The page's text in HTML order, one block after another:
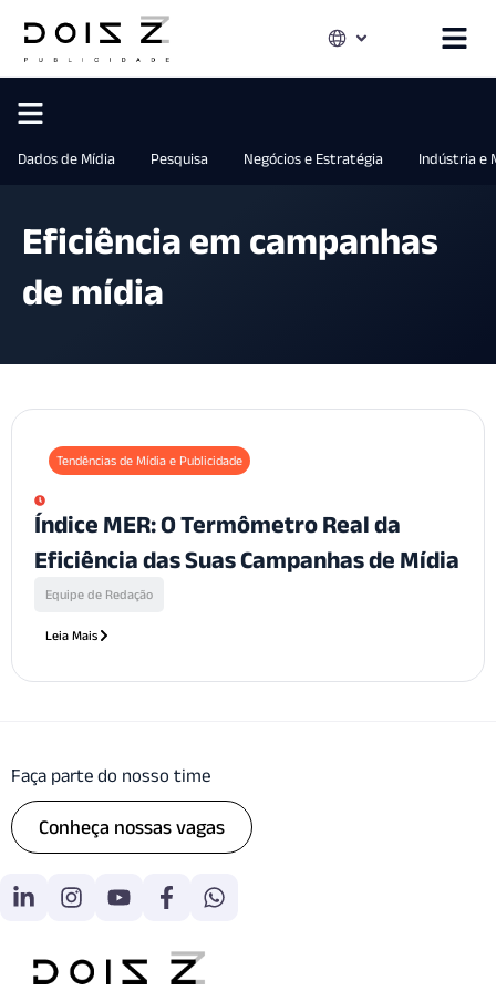
Dados de Mídia Pesquisa Negócios e Estratégia Indústria e
Eficiência em campanhas
de mídia
Tendências de Mídia e Publicidade
Índice MER: O Termômetro Real da
Eficiência das Suas Campanhas de Mídia
Equipe de Redação
Leia Mais
Faça parte do nosso time
Conheça nossas vagas